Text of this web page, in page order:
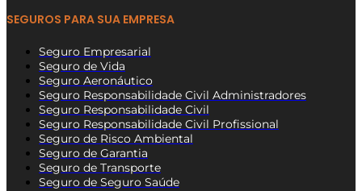
SEGUROS PARA SUA EMPRESA
Seguro Empresarial
Seguro de Vida
Seguro Aeronáutico
Seguro Responsabilidade Civil Administradores
Seguro Responsabilidade Civil
Seguro Responsabilidade Civil Profissional
Seguro de Risco Ambiental
Seguro de Garantia
Seguro de Transporte
Seguro de Seguro Saúde